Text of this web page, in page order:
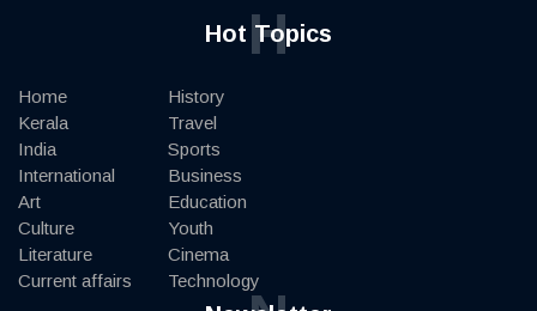
Hot Topics
H
Home
Kerala
India
International
Art
Culture
Literature
Current affairs
History
Travel
Sports
Business
Education
Youth
Cinema
Technology